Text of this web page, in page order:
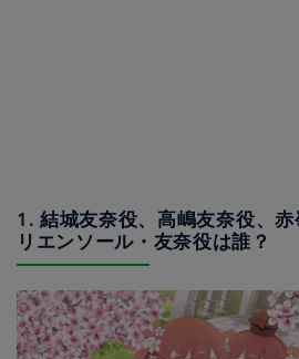
1. 結城友奈役、高嶋友奈役、
リエンソール・友奈役は誰？